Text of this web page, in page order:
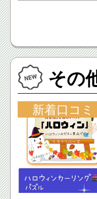
その
新着口コミ